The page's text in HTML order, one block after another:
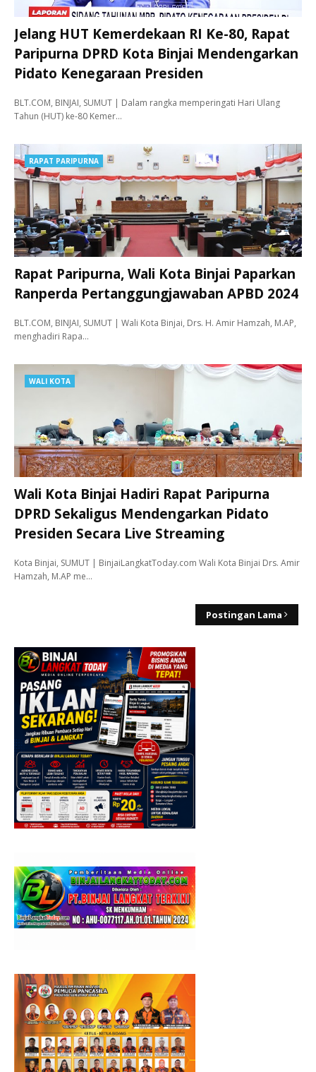
Jelang HUT Kemerdekaan RI Ke-80, Rapat
Paripurna DPRD Kota Binjai Mendengarkan
Pidato Kenegaraan Presiden
BLT.COM, BINJAI, SUMUT | Dalam rangka memperingati Hari Ulang
Tahun (HUT) ke-80 Kemer…
RAPAT PARIPURNA
Rapat Paripurna, Wali Kota Binjai Paparkan
Ranperda Pertanggungjawaban APBD 2024
BLT.COM, BINJAI, SUMUT | Wali Kota Binjai, Drs. H. Amir Hamzah, M.AP,
menghadiri Rapa…
WALI KOTA
Wali Kota Binjai Hadiri Rapat Paripurna
DPRD Sekaligus Mendengarkan Pidato
Presiden Secara Live Streaming
Kota Binjai, SUMUT | BinjaiLangkatToday.com Wali Kota Binjai Drs. Amir
Hamzah, M.AP me…
Postingan Lama